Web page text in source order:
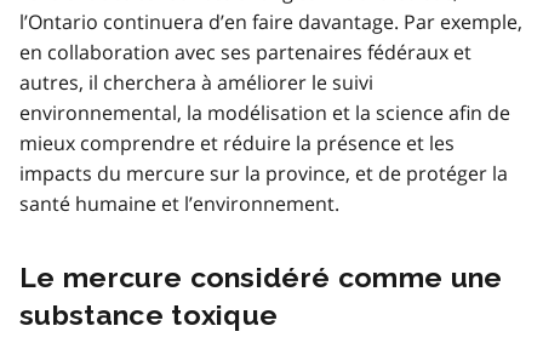
l’Ontario continuera d’en faire davantage. Par exemple,
en collaboration avec ses partenaires fédéraux et
autres, il cherchera à améliorer le suivi
environnemental, la modélisation et la science afin de
mieux comprendre et réduire la présence et les
impacts du mercure sur la province, et de protéger la
santé humaine et l’environnement.
Le mercure considéré comme une
substance toxique